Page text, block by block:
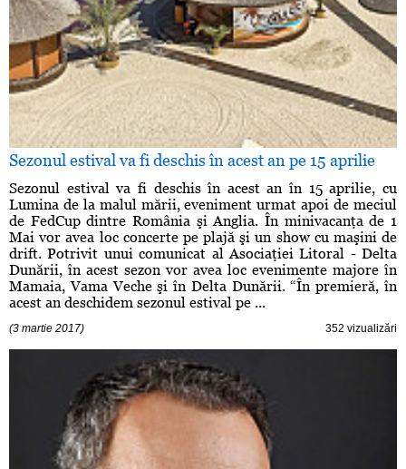
Sezonul estival va fi deschis în acest an pe 15 aprilie
Sezonul estival va fi deschis în acest an în 15 aprilie, cu
Lumina de la malul mării, eveniment urmat apoi de meciul
de FedCup dintre România şi Anglia. În minivacanţa de 1
Mai vor avea loc concerte pe plajă şi un show cu maşini de
drift. Potrivit unui comunicat al Asociaţiei Litoral - Delta
Dunării, în acest sezon vor avea loc evenimente majore în
Mamaia, Vama Veche şi în Delta Dunării. “În premieră, în
acest an deschidem sezonul estival pe ...
(3 martie 2017) 352 vizualizări